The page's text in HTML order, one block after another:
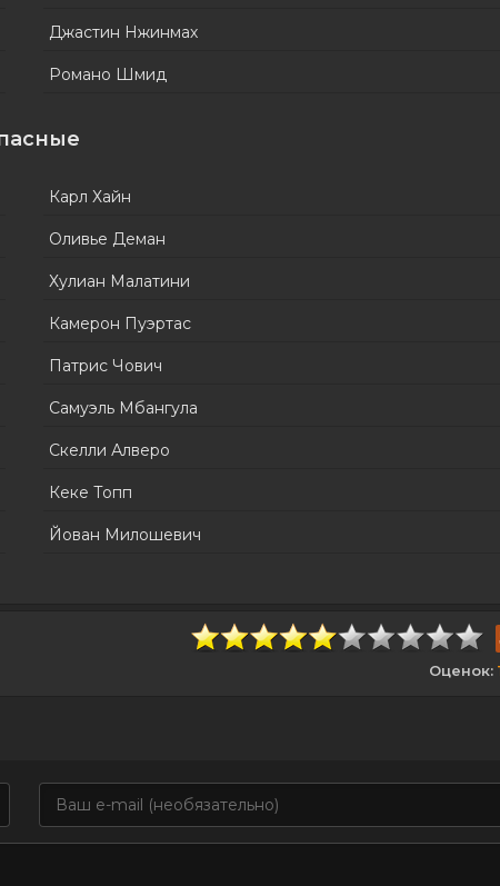
Джастин Нжинмах
Романо Шмид
Карл Хайн
Оливье Деман
Хулиан Малатини
Камерон Пуэртас
Патрис Чович
Самуэль Мбангула
Скелли Алверо
Кеке Топп
Йован Милошевич
Оценок: